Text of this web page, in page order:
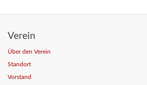
Verein
Über den Verein
Standort
Vorstand